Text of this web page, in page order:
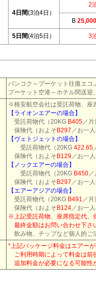
4日間(3泊4日）
2
B 25,000
5日間(4泊5日） 3
バンコク～プーケット往復エコ
プーケット空港～ホテル間送迎
※格安航空会社は受託荷物、座
【ライオンエアーの場合】
受託荷物代（20KG B405／
保険代（およそB297 ／お一
【ヴェトジェットの場合】
受託荷物代（20KG 422.65
保険代（およそB129／お一
【ノックエアーの場合】
受託荷物代（20KG B450／
保険代（およそB297 ／お一
【エアーアジアの場合】
受託荷物代（20KG B491 ／
保険代（およそB124／お一
※上記受託荷物、座席指定代、
最終金額はお問い合わせ下さ
飲み物、チップなど個人的ご
*上記パッケージ料金はエアー
ご利用時期によって料金は前
追加料金が必要になる可能性